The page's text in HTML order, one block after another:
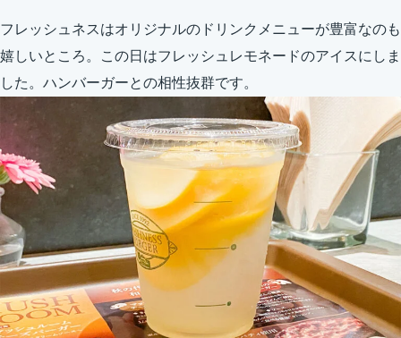
フレッシュネスはオリジナルのドリンクメニューが豊富なのも
嬉しいところ。この日はフレッシュレモネードのアイスにしま
した。ハンバーガーとの相性抜群です。